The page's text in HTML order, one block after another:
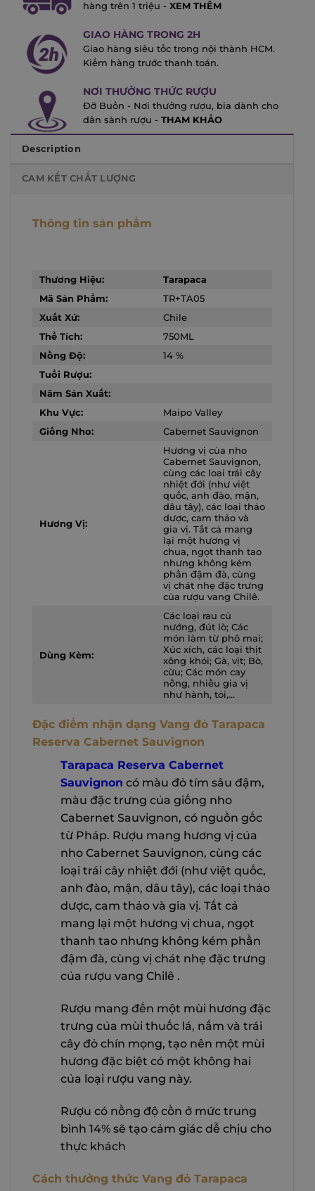
hàng trên 1 triệu - XEM THÊM
GIAO HÀNG TRONG 2H
Giao hàng siêu tốc trong nội thành HCM.
Kiểm hàng trước thanh toán.
NƠI THƯỞNG THỨC RƯỢU
Đỡ Buồn - Nơi thưởng rượu, bia dành cho
dân sành rượu - THAM KHẢO
Description
CAM KẾT CHẤT LƯỢNG
Thông tin sản phẩm
Thương Hiệu:
Tarapaca
Mã Sản Phẩm:
TR+TA05
Xuất Xứ:
Chile
Thể Tích:
750ML
Nồng Độ:
14 %
Tuổi Rượu:
Năm Sản Xuất:
Khu Vực:
Maipo Valley
Giống Nho:
Cabernet Sauvignon
Hương Vị:
Hương vị của nho
Cabernet Sauvignon,
cùng các loại trái cây
nhiệt đới (như việt
quốc, anh đào, mận,
dâu tây), các loại thảo
dược, cam thảo và
gia vị. Tất cả mang
lại một hương vị
chua, ngọt thanh tao
nhưng không kém
phần đậm đà, cùng
vị chát nhẹ đặc trưng
của rượu vang Chilê.
Dùng Kèm:
Các loại rau củ
nướng, đút lò; Các
món làm từ phô mai;
Xúc xích, các loại thịt
xông khói; Gà, vịt; Bò,
cừu; Các món cay
nồng, nhiều gia vị
như hành, tỏi,…
Đặc điểm nhận dạng Vang đỏ Tarapaca
Reserva Cabernet Sauvignon
Tarapaca Reserva Cabernet
Sauvignon có màu đỏ tím sâu đậm,
màu đặc trưng của giống nho
Cabernet Sauvignon, có nguồn gốc
từ Pháp. Rượu mang hương vị của
nho Cabernet Sauvignon, cùng các
loại trái cây nhiệt đới (như việt quốc,
anh đào, mận, dâu tây), các loại thảo
dược, cam thảo và gia vị. Tất cả
mang lại một hương vị chua, ngọt
thanh tao nhưng không kém phần
đậm đà, cùng vị chát nhẹ đặc trưng
của rượu vang Chilê .
Rượu mang đến một mùi hương đặc
trưng của mùi thuốc lá, nấm và trái
cây đỏ chín mọng, tạo nên một mùi
hương đặc biệt có một không hai
của loại rượu vang này.
Rượu có nồng độ cồn ở mức trung
bình 14% sẽ tạo cảm giác dễ chịu cho
thực khách
Cách thưởng thức Vang đỏ Tarapaca